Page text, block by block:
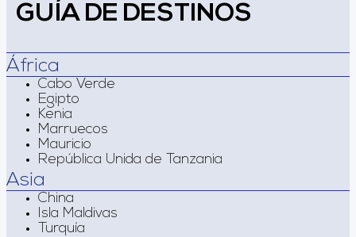
GUÍA DE DESTINOS
África
Cabo Verde
Egipto
Kenia
Marruecos
Mauricio
República Unida de Tanzania
Asia
China
Isla Maldivas
Turquía